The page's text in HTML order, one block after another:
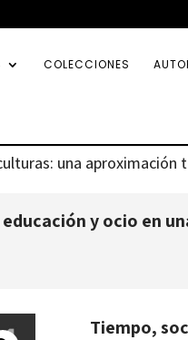
COLECCIONES
una aproximación
educación y ocio en
Tiempo,